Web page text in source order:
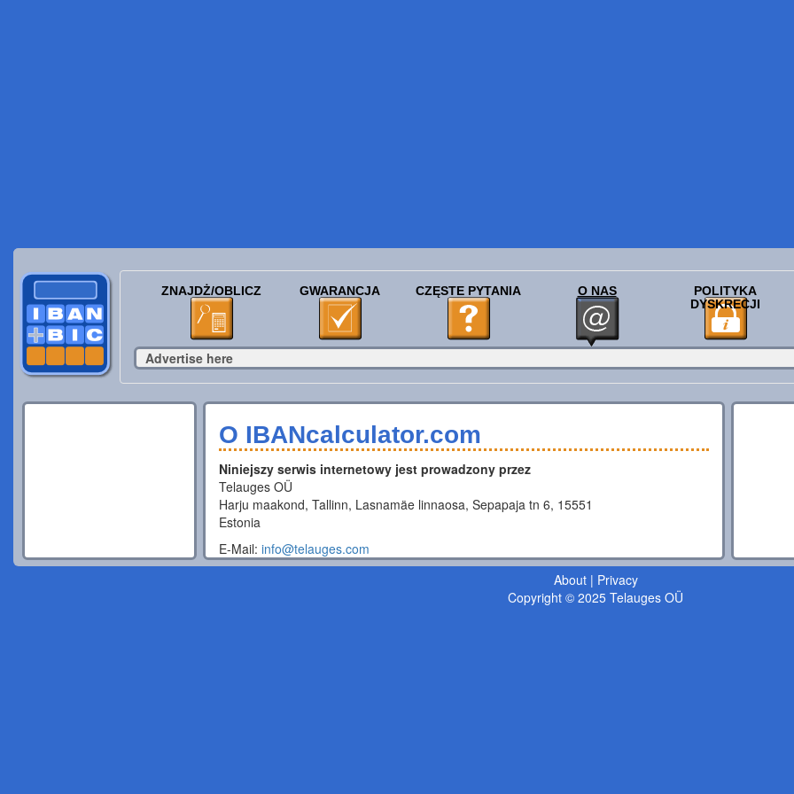
ZNAJDŻ/OBLICZ GWARANCJA CZĘSTE PYTANIA O NAS
POLITYKA
DYSKRECJI
Advertise here
O IBANcalculator.com
Niniejszy serwis internetowy jest prowadzony przez
Telauges OÜ
Harju maakond, Tallinn, Lasnamäe linnaosa, Sepapaja tn 6, 15551
Estonia
E-Mail: info@telauges.com
About| Privacy
Copyright © 2025 Telauges OÜ